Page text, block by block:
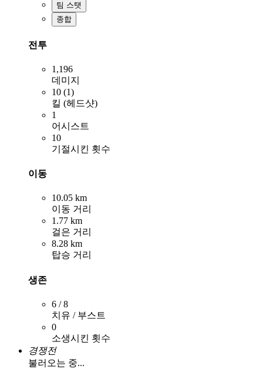
팀 스탯
종합
전투
1,196
데미지
10 (1)
킬 (헤드샷)
1
어시스트
10
기절시킨 횟수
이동
10.05 km
이동 거리
1.77 km
걸은 거리
8.28 km
탑승 거리
생존
6 / 8
치유 / 부스트
0
소생시킨 횟수
경쟁전
불러오는 중...